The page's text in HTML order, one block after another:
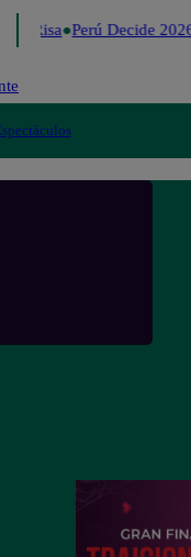
de Risa Perú Decide 2026